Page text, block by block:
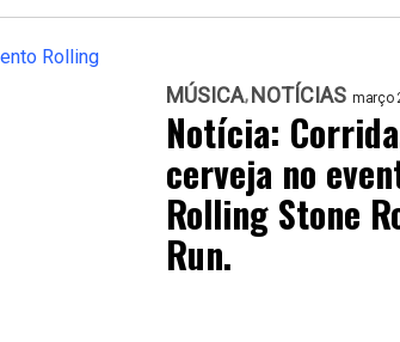
MÚSICA NOTÍCIAS março
Notícia:
cerveja no
Rolling Stone
Run.